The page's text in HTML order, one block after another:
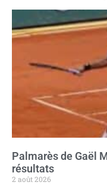
Palmarès de Gaël
résultats
2 août 2026